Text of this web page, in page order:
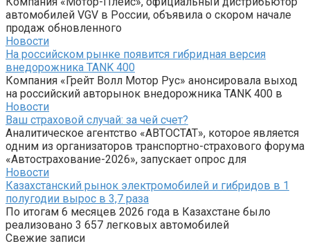
автомобилей VGV в России, объявила о скором начале
продаж обновленного
Новости
На российском рынке появится гибридная версия
внедорожника TANK 400
Компания «Грейт Волл Мотор Рус» анонсировала выход
на российский авторынок внедорожника TANK 400 в
Новости
Ваш страховой случай: за чей счет?
Аналитическое агентство «АВТОСТАТ», которое является
одним из организаторов транспортно-страхового форума
«Автострахование-2026», запускает опрос для
Новости
Казахстанский рынок электромобилей и гибридов в 1
полугодии вырос в 3,7 раза
По итогам 6 месяцев 2026 года в Казахстане было
реализовано 3 657 легковых автомобилей
Свежие записи